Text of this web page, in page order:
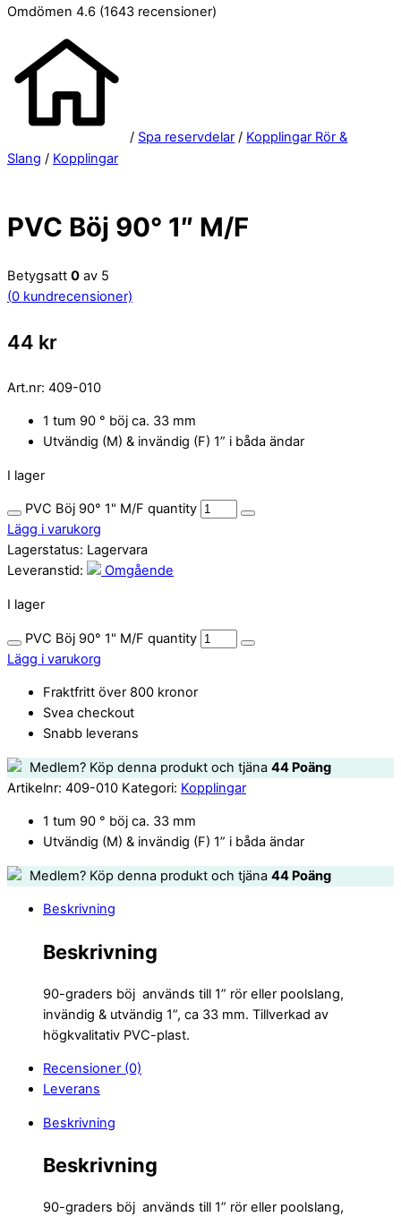
Omdömen 4.6 (1643 recensioner)
/ Spa reservdelar / Kopplingar Rör &
Slang / Kopplingar
PVC Böj 90° 1″ M/F
Betygsatt 0 av 5
(0 kundrecensioner)
44 kr
Art.nr: 409-010
1 tum 90 ° böj ca. 33 mm
Utvändig (M) & invändig (F) 1” i båda ändar
I lager
PVC Böj 90° 1" M/F quantity
Lägg i varukorg
Lagerstatus: Lagervara
Leveranstid:
Omgående
I lager
PVC Böj 90° 1" M/F quantity
Lägg i varukorg
Fraktfritt över 800 kronor
Svea checkout
Snabb leverans
Medlem? Köp denna produkt och tjäna 44 Poäng
Artikelnr: 409-010 Kategori: Kopplingar
1 tum 90 ° böj ca. 33 mm
Utvändig (M) & invändig (F) 1” i båda ändar
Medlem? Köp denna produkt och tjäna 44 Poäng
Beskrivning
Beskrivning
90-graders böj används till 1” rör eller poolslang,
invändig & utvändig 1”, ca 33 mm. Tillverkad av
högkvalitativ PVC-plast.
Recensioner (0)
Leverans
Beskrivning
Beskrivning
90-graders böj används till 1” rör eller poolslang,